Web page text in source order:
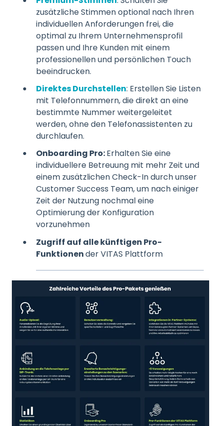
zusätzliche Stimmen optional nach Ihren
individuellen Anforderungen frei, die
optimal zu Ihrem Unternehmensprofil
passen und Ihre Kunden mit einem
professionellen und persönlichen Touch
beeindrucken.
Direktes Durchstellen: Erstellen Sie Listen
mit Telefonnummern, die direkt an eine
bestimmte Nummer weitergeleitet
werden, ohne den Telefonassistenten zu
durchlaufen.
Onboarding Pro:Erhalten Sie eine
individuellere Betreuung mit mehr Zeit und
einem zusätzlichen Check-In durch unser
Customer Success Team, um nach einiger
Zeit der Nutzung nochmal eine
Optimierung der Konfiguration
vorzunehmen
Zugriff auf alle künftigen Pro-
Funktionender VITAS Plattform